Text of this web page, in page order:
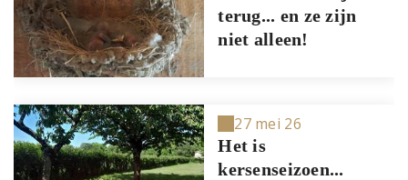
terug... en ze zijn
niet alleen!
27 mei 26
Het is
kersenseizoen...